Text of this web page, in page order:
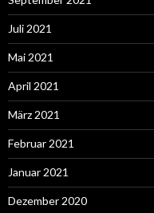
Juli 2021
Mai 2021
April 2021
März 2021
Februar 2021
Januar 2021
Dezember 2020